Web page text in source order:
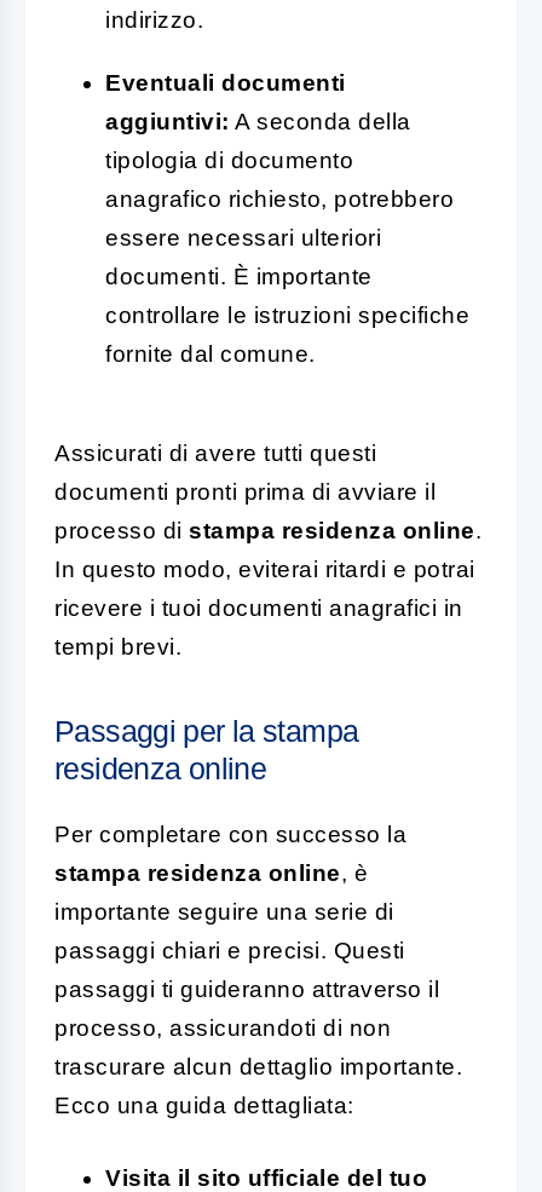
indirizzo.
Eventuali documenti
aggiuntivi: A seconda della
tipologia di documento
anagrafico richiesto, potrebbero
essere necessari ulteriori
documenti. È importante
controllare le istruzioni specifiche
fornite dal comune.
Assicurati di avere tutti questi
documenti pronti prima di avviare il
processo di stampa residenza online.
In questo modo, eviterai ritardi e potrai
ricevere i tuoi documenti anagrafici in
tempi brevi.
Passaggi per la stampa
residenza online
Per completare con successo la
stampa residenza online, è
importante seguire una serie di
passaggi chiari e precisi. Questi
passaggi ti guideranno attraverso il
processo, assicurandoti di non
trascurare alcun dettaglio importante.
Ecco una guida dettagliata:
Visita il sito ufficiale del tuo